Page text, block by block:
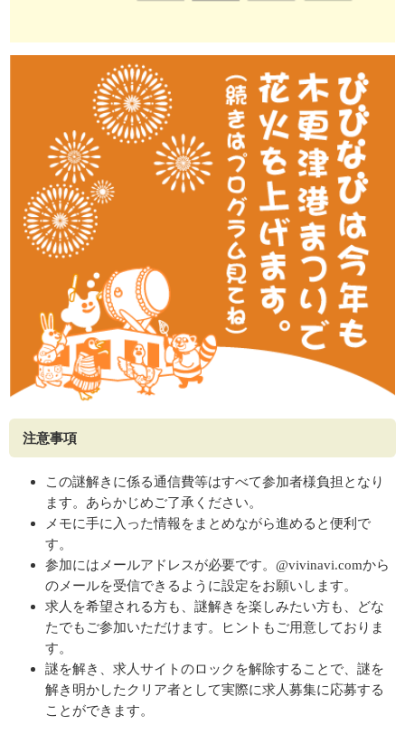
注意事項
この謎解きに係る通信費等はすべて参加者様負担となり
ます。あらかじめご了承ください。
メモに手に入った情報をまとめながら進めると便利で
す。
参加にはメールアドレスが必要です。@vivinavi.comから
のメールを受信できるように設定をお願いします。
求人を希望される方も、謎解きを楽しみたい方も、どな
たでもご参加いただけます。ヒントもご用意しておりま
す。
謎を解き、求人サイトのロックを解除することで、謎を
解き明かしたクリア者として実際に求人募集に応募する
ことができます。